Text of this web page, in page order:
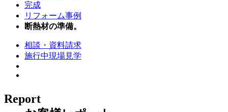
完成
リフォーム事例
断熱材の準備。
相談・資料請求
施行中現場見学
Report